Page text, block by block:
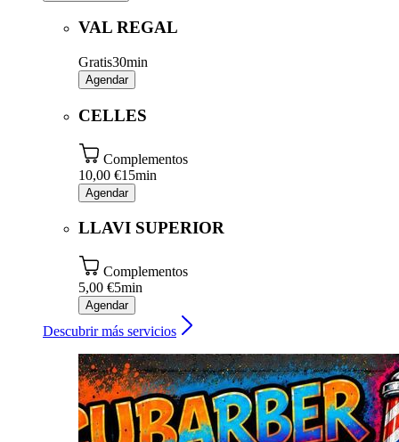
VAL REGAL
Gratis30min
Agendar
CELLES
Complementos
10,00 €15min
Agendar
LLAVI SUPERIOR
Complementos
5,00 €5min
Agendar
Descubrir más servicios